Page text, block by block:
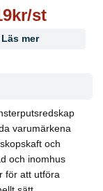
st
Läs mer
varumärkena
och
och inomhus
för att utföra